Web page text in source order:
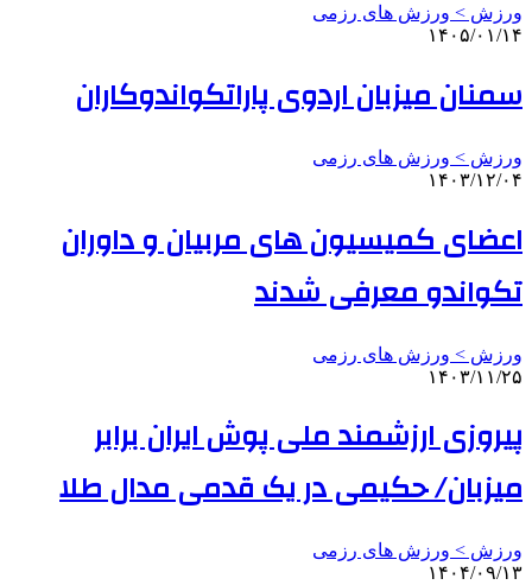
ورزش > ورزش های رزمی
۱۴۰۵/۰۱/۱۴
سمنان میزبان اردوی پاراتکواندوکاران
ورزش > ورزش های رزمی
۱۴۰۳/۱۲/۰۴
اعضای کمیسیون های مربیان و داوران
تکواندو معرفی شدند
ورزش > ورزش های رزمی
۱۴۰۳/۱۱/۲۵
پیروزی ارزشمند ملی پوش ایران برابر
میزبان/ حکیمی در یک قدمی مدال طلا
ورزش > ورزش های رزمی
۱۴۰۴/۰۹/۱۳